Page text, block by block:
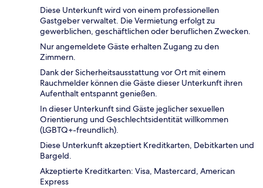
Diese Unterkunft wird von einem professionellen
Gastgeber verwaltet. Die Vermietung erfolgt zu
gewerblichen, geschäftlichen oder beruflichen Zwecken.
Nur angemeldete Gäste erhalten Zugang zu den
Zimmern.
Dank der Sicherheitsausstattung vor Ort mit einem
Rauchmelder können die Gäste dieser Unterkunft ihren
Aufenthalt entspannt genießen.
In dieser Unterkunft sind Gäste jeglicher sexuellen
Orientierung und Geschlechtsidentität willkommen
(LGBTQ+-freundlich).
Diese Unterkunft akzeptiert Kreditkarten, Debitkarten und
Bargeld.
Akzeptierte Kreditkarten: Visa, Mastercard, American
Express